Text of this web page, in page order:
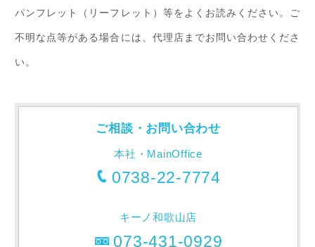
パンフレット（リーフレット）等をよくお読みください。ご
不明な点等がある場合には、代理店までお問い合わせくださ
い。
ご相談・お問い合わせ
本社・MainOffice
0738-22-7774
キーノ和歌山店
073-431-0929